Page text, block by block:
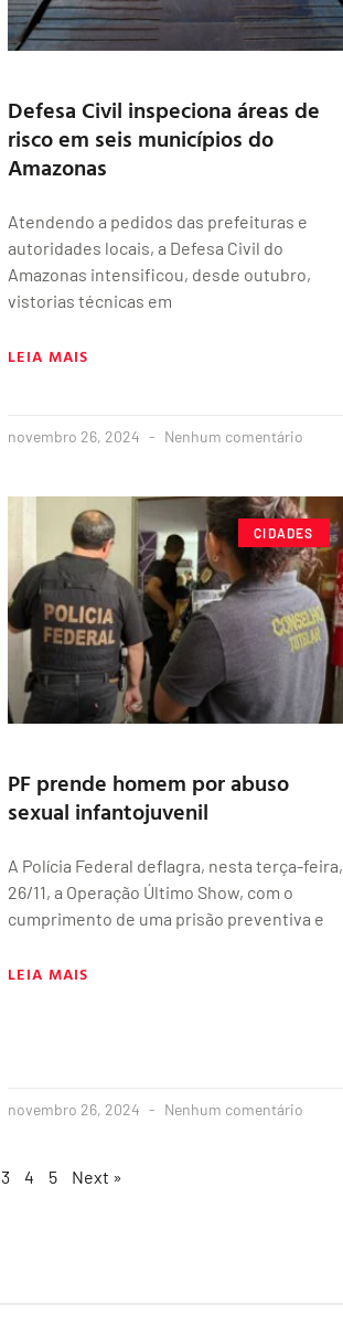
Defesa Civil inspeciona áreas de
risco em seis municípios do
Amazonas
Atendendo a pedidos das prefeituras e
autoridades locais, a Defesa Civil do
Amazonas intensificou, desde outubro,
vistorias técnicas em
LEIA MAIS
novembro 26, 2024 Nenhum comentário
CIDADES
PF prende homem por abuso
sexual infantojuvenil
A Polícia Federal deflagra, nesta terça-feira,
26/11, a Operação Último Show, com o
cumprimento de uma prisão preventiva e
LEIA MAIS
novembro 26, 2024 Nenhum comentário
3 4 5 Next »